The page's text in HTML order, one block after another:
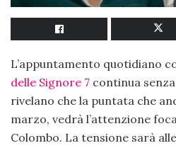
L’appuntamento quotidiano
delle Signore 7 continua
rivelano che la puntata che
marzo, vedrà l’attenzione
Colombo. La tensione sarà